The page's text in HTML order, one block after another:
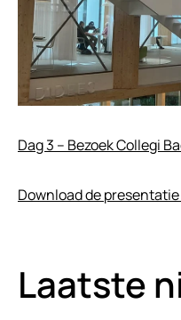
Dag 3 – Bezoek Collegi
Download de
Laatste